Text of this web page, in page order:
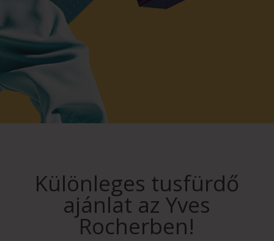
Különleges tusfürdő
ajánlat az Yves
Rocherben!